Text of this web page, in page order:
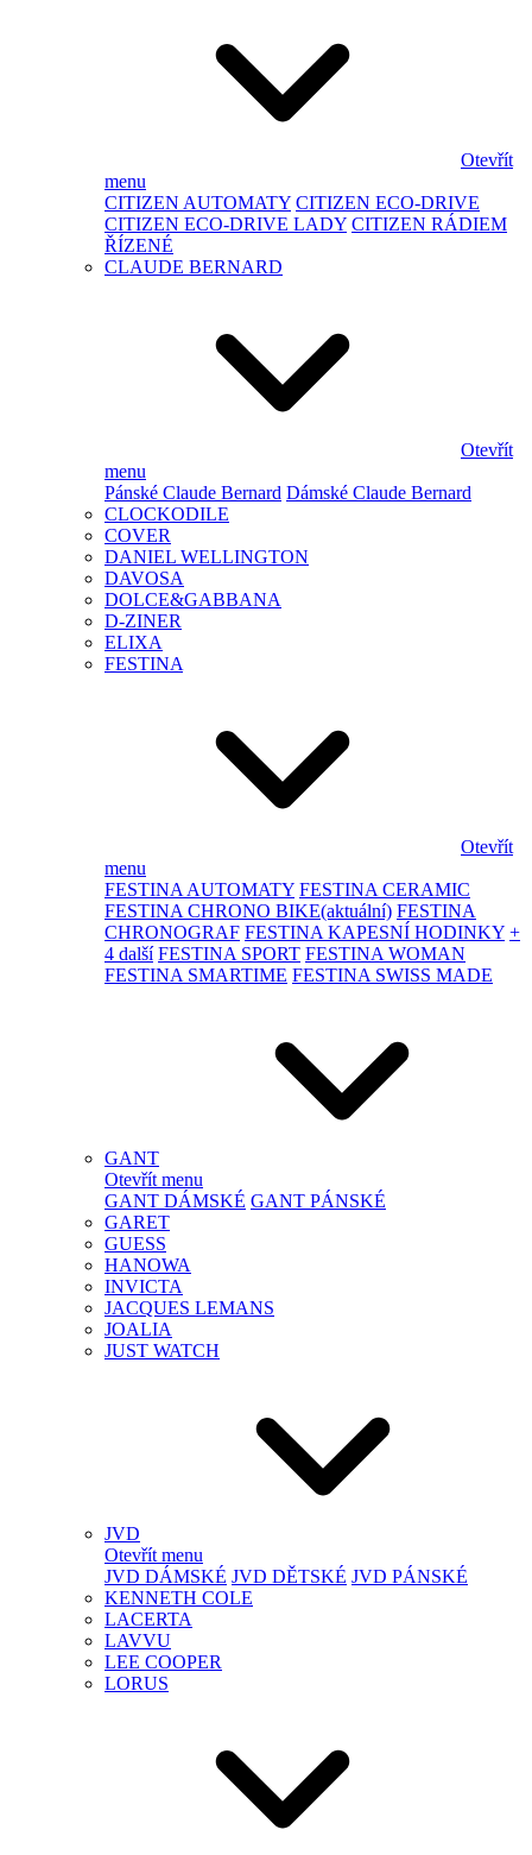
Otevřít
menu
CITIZEN AUTOMATY CITIZEN ECO-DRIVE
CITIZEN ECO-DRIVE LADY CITIZEN RÁDIEM
ŘÍZENÉ
CLAUDE BERNARD
Otevřít
menu
Pánské Claude Bernard Dámské Claude Bernard
CLOCKODILE
COVER
DANIEL WELLINGTON
DAVOSA
DOLCE&GABBANA
D-ZINER
ELIXA
FESTINA
Otevřít
menu
FESTINA AUTOMATY FESTINA CERAMIC
FESTINA CHRONO BIKE(aktuální) FESTINA
CHRONOGRAF FESTINA KAPESNÍ HODINKY +
4 další FESTINA SPORT FESTINA WOMAN
FESTINA SMARTIME FESTINA SWISS MADE
GANT
Otevřít menu
GANT DÁMSKÉ GANT PÁNSKÉ
GARET
GUESS
HANOWA
INVICTA
JACQUES LEMANS
JOALIA
JUST WATCH
JVD
Otevřít menu
JVD DÁMSKÉ JVD DĚTSKÉ JVD PÁNSKÉ
KENNETH COLE
LACERTA
LAVVU
LEE COOPER
LORUS